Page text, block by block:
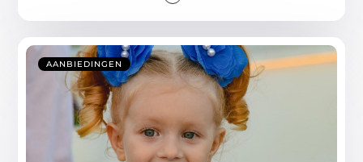
AANBIEDINGEN